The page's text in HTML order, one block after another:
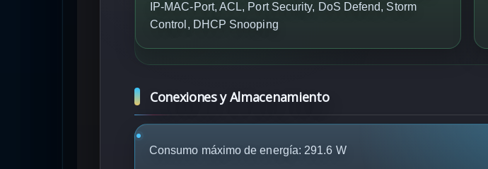
IP-MAC-Port, ACL, Port Security, DoS Defend, Storm
Control, DHCP Snooping
Conexiones y Almacenamiento
Consumo máximo de energía: 291.6 W